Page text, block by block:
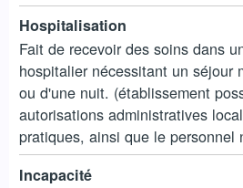
Hospitalisation
Fait de recevoir des soins dans
hospitalier nécessitant un séjour
ou d'une nuit. (établissement
autorisations administratives
pratiques, ainsi que le personnel
Incapacité